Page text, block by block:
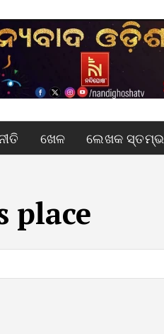
ଖେଳ ଲେଖକ ସ୍ତମ୍ଭ
place